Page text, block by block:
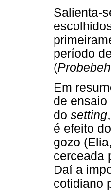
Salienta-
período
(
Em
de ensaio
do setting
é efeito
gozo
cerceada
Daí a
cotidiano